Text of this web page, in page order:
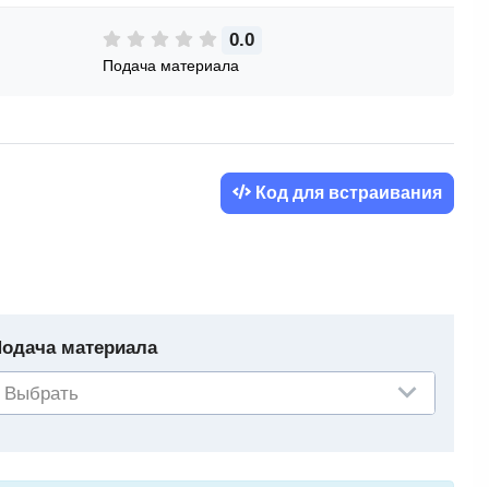
0.0
Подача материала
Код для встраивания
материала
Выбрать